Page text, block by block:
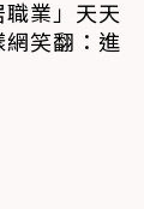
業」天天
笑翻：進